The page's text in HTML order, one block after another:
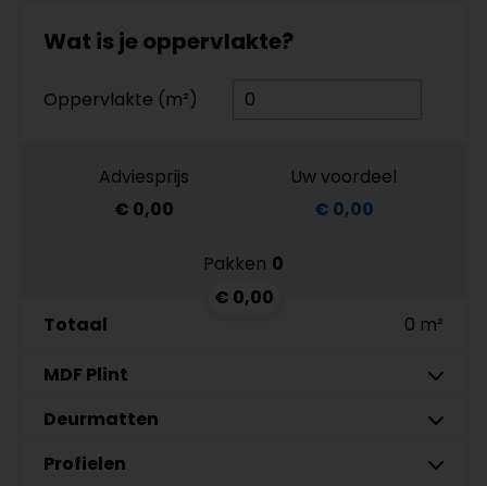
Wat is je oppervlakte?
Oppervlakte (m²)
Adviesprijs
€ 0,00
Uw voordeel
€ 0,00
Pakken 0
€ 0,00
Totaal
0 m²
MDF Plint
7 cm
MDF plinten 7 cm
Aantal
9 cm
Deurmatten
Gelasta Xtreme SDN carbon 99 Meter
Profielen